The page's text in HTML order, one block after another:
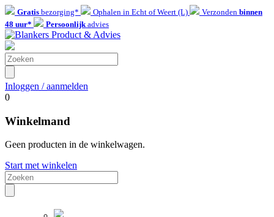
Gratis bezorging* Ophalen in Echt of Weert (L) Verzonden binnen
48 uur*
Persoonlijkadvies
Inloggen / aanmelden
0
Winkelmand
Geen producten in de winkelwagen.
Start met winkelen